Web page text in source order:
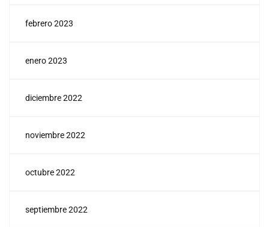
febrero 2023
enero 2023
diciembre 2022
noviembre 2022
octubre 2022
septiembre 2022